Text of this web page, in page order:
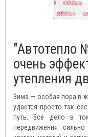
"Автотепло
очень
утепления
Зима — особая пора в
удается просто так
путь. Все дело в
передвижения